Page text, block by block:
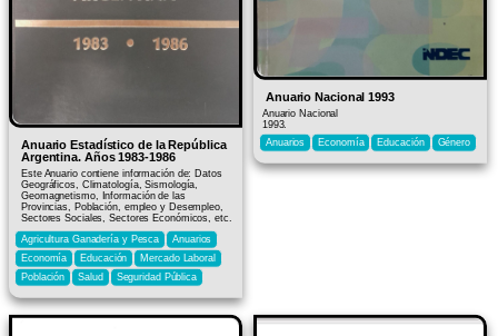
Anuario Estadístico de la República
Argentina. Años 1983-1986
Este Anuario contiene información de: Datos
Geográficos, Climatología, Sismología,
Geomagnetismo, Información de las
Provincias, Población, empleo y Desempleo,
Sectores Sociales, Sectores Económicos, etc.
Agricultura Ganadería y Pesca
Anuarios
Economía
Educación
Mercado Laboral
Población
Salud Seguridad Pública
Anuario Nacional 1993
Anuario Nacional
1993.
Anuarios
Economía Educación Género